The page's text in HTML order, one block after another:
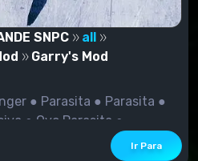
SNPC
all
Garry's Mod
● Parasita ● Parasita ●
● Ovo Parasita ●...
Ir Para